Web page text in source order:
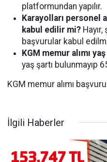
platformundan yapılır.
Karayolları personel
kabul edilir mi?
başvurular kabul
KGM memur alımı
yaş şartı bulunmayıp
KGM memur alımı başvuru
İlgili Haberler